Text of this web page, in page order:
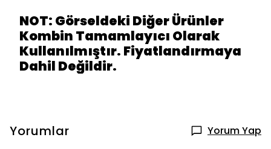
NOT: Görseldeki Diğer Ürünler
Kombin Tamamlayıcı Olarak
Kullanılmıştır. Fiyatlandırmaya
Dahil Değildir.
Yorumlar Yorum Yap